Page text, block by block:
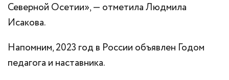
Северной Осетии», — отметила Людмила
Исакова.
Напомним, 2023 год в России объявлен Годом
педагога и наставника.